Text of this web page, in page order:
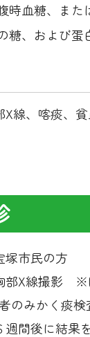
時血糖、また
糖、および蛋
線、喀痰、
塚市民の方
部X線撮影 ※
のみかく痰検
週間後に結果